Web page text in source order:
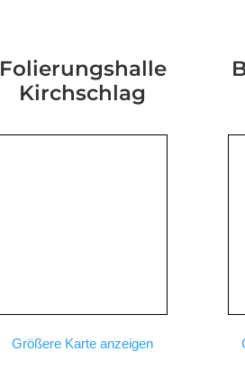
Folierungshalle
Kirchschlag
Größere Karte anzeigen